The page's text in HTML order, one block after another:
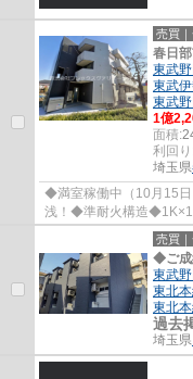
売買
春日
東武
東武
東武
1億
面積:
利回り:
埼玉県
◆満室稼働中（10月15
浅！◆準耐火構造
◆オートロック付
売買
◆ご
東武
東北
東北
過去
埼玉県